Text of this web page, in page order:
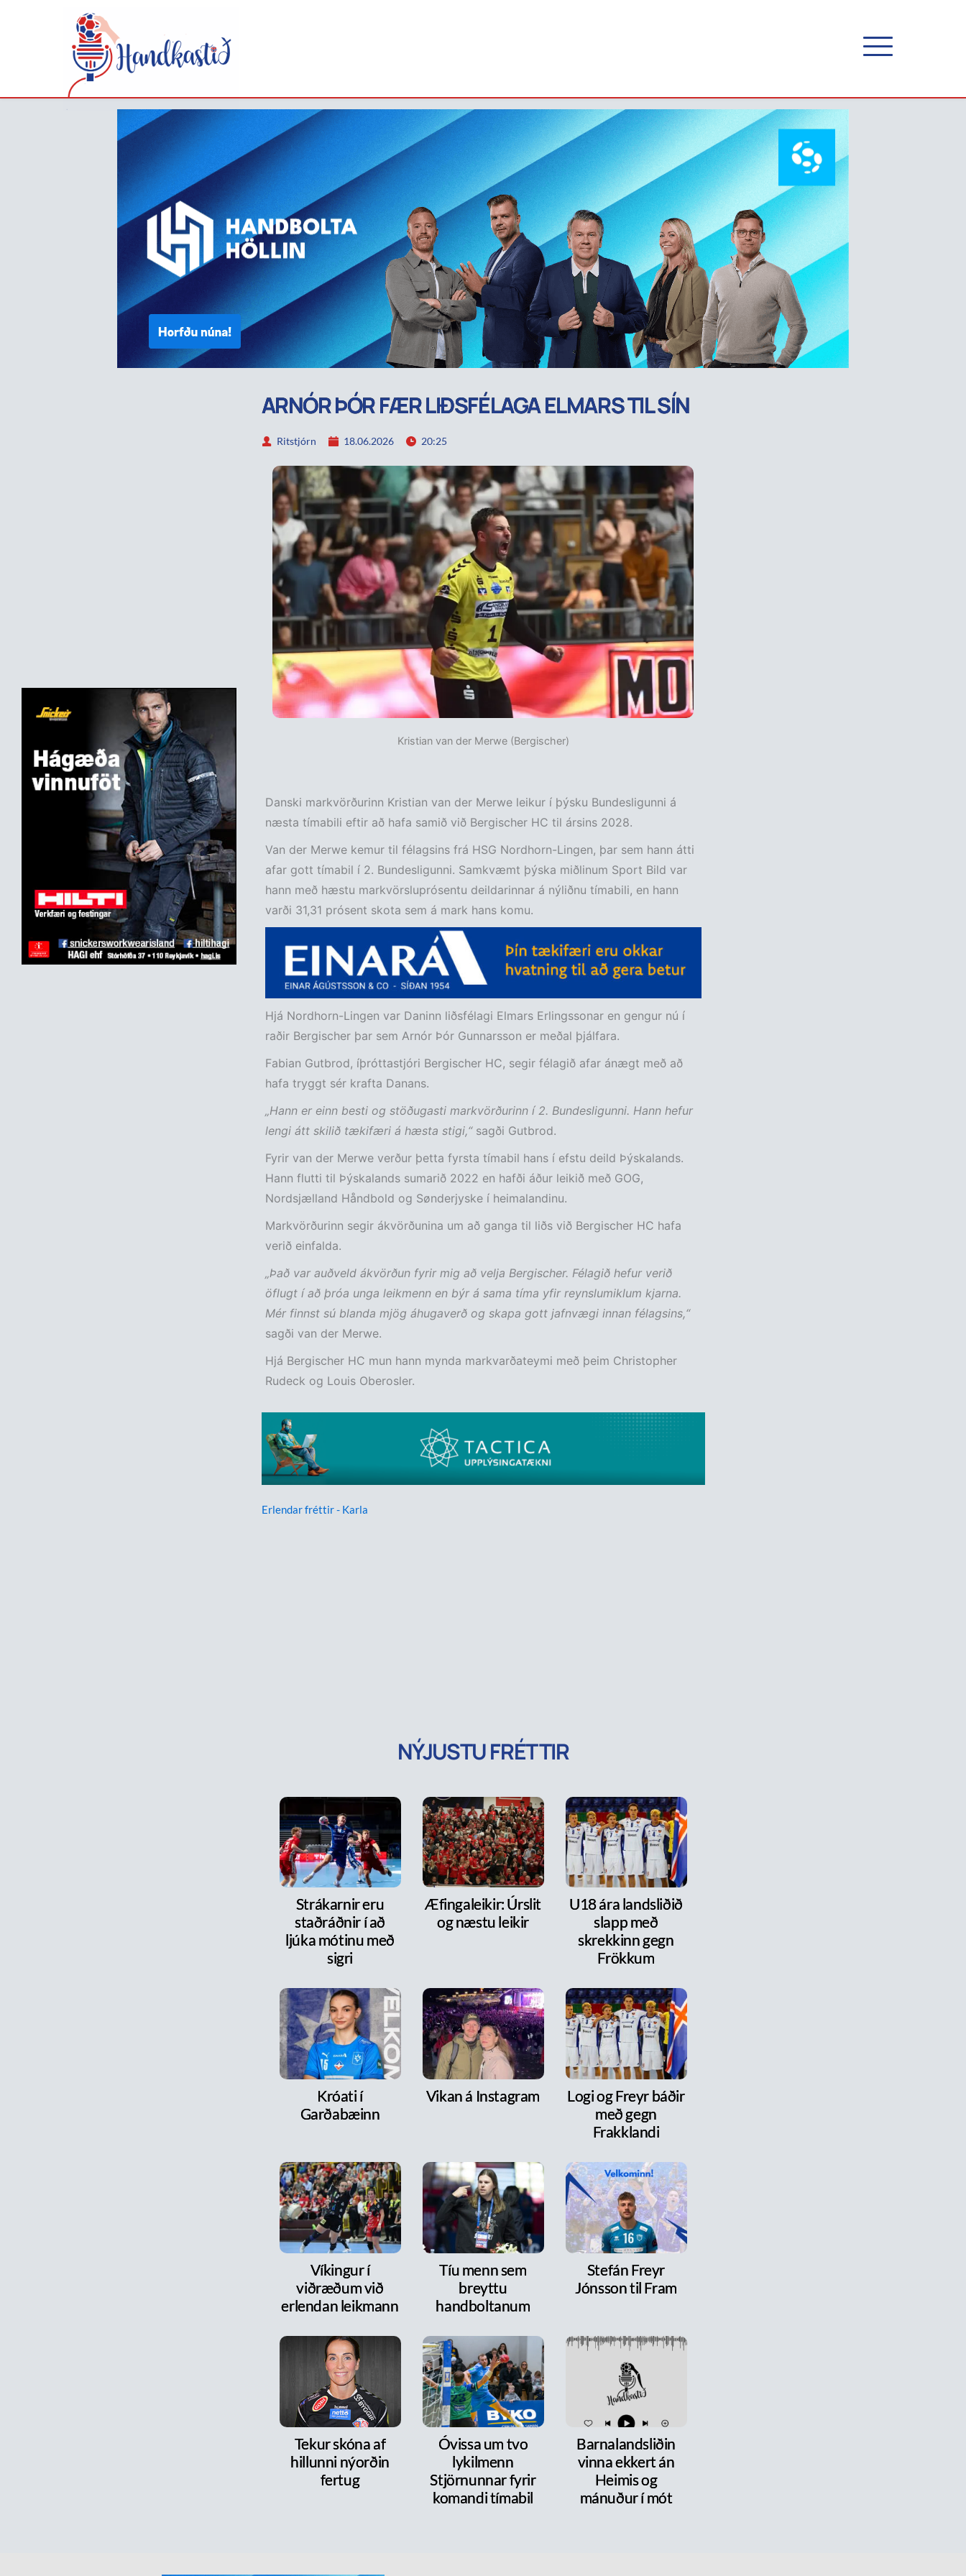
ARNÓR ÞÓR FÆR LIÐSFÉLAGA ELMARS TIL SÍN
Ritstjórn 18.06.2026 20:25
Kristian van der Merwe (Bergischer)
Danski markvörðurinn Kristian van der Merwe leikur í þýsku Bundesligunni á
næsta tímabili eftir að hafa samið við Bergischer HC til ársins 2028.
Van der Merwe kemur til félagsins frá HSG Nordhorn-Lingen, þar sem hann átti
afar gott tímabil í 2. Bundesligunni. Samkvæmt þýska miðlinum Sport Bild var
hann með hæstu markvörsluprósentu deildarinnar á nýliðnu tímabili, en hann
varði 31,31 prósent skota sem á mark hans komu.
Hjá Nordhorn-Lingen var Daninn liðsfélagi Elmars Erlingssonar en gengur nú í
raðir Bergischer þar sem Arnór Þór Gunnarsson er meðal þjálfara.
Fabian Gutbrod, íþróttastjóri Bergischer HC, segir félagið afar ánægt með að
hafa tryggt sér krafta Danans.
„Hann er einn besti og stöðugasti markvörðurinn í 2. Bundesligunni. Hann hefur
lengi átt skilið tækifæri á hæsta stigi,“ sagði Gutbrod.
Fyrir van der Merwe verður þetta fyrsta tímabil hans í efstu deild Þýskalands.
Hann flutti til Þýskalands sumarið 2022 en hafði áður leikið með GOG,
Nordsjælland Håndbold og Sønderjyske í heimalandinu.
Markvörðurinn segir ákvörðunina um að ganga til liðs við Bergischer HC hafa
verið einfalda.
„Það var auðveld ákvörðun fyrir mig að velja Bergischer. Félagið hefur verið
öflugt í að þróa unga leikmenn en býr á sama tíma yfir reynslumiklum kjarna.
Mér finnst sú blanda mjög áhugaverð og skapa gott jafnvægi innan félagsins,“
sagði van der Merwe.
Hjá Bergischer HC mun hann mynda markvarðateymi með þeim Christopher
Rudeck og Louis Oberosler.
Erlendar fréttir - Karla
NÝJUSTU FRÉTTIR
Strákarnir eru
staðráðnir í að
ljúka mótinu með
sigri
Æfingaleikir: Úrslit
og næstu leikir
U18 ára landsliðið
slapp með
skrekkinn gegn
Frökkum
Króati í
Garðabæinn
Vikan á Instagram
Logi og Freyr báðir
með gegn
Frakklandi
Víkingur í
viðræðum við
erlendan leikmann
Tíu menn sem
breyttu
handboltanum
Stefán Freyr
Jónsson til Fram
Tekur skóna af
hillunni nýorðin
fertug
Óvissa um tvo
lykilmenn
Stjörnunnar fyrir
komandi tímabil
Barnalandsliðin
vinna ekkert án
Heimis og
mánuður í mót